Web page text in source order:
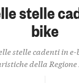
stelle
bike
stelle cadenti in
della Regione